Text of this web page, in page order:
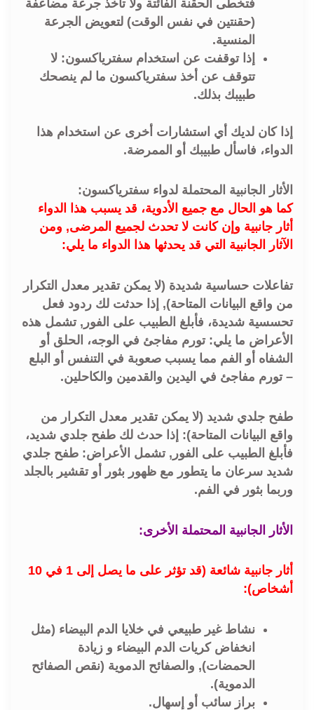
فتخطى الحقنة الفائتة ولا تأخذ جرعة مضاعفة
(حقنتين في نفس الوقت) لتعويض الجرعة
المنسية.
إذا توقفت عن استخدام سفترياكسون: لا
تتوقف عن أخذ سفترياكسون ما لم ينصحك
طبيبك بذلك.
إذا كان لديك أي استشارات أخرى عن استخدام هذا
الدواء، فاسأل طبيبك أو الممرضة.
الأثار الجانبية المحتملة لدواء سفترياكسون:
كما هو الحال مع جميع الأدوية، قد يسبب هذا الدواء
أثار جانبية وإن كانت لا تحدث لجميع المرضى, ومن
الآثار الجانبية التي قد يحدثها هذا الدواء ما يلي:
تفاعلات حساسية شديدة (لا يمكن تقدير معدل التكرار
من واقع البيانات المتاحة), إذا حدثت لك ردود فعل
تحسسية شديدة، فأبلغ الطبيب على الفور, تشمل هذه
الأعراض ما يلي: تورم مفاجئ في الوجه، الحلق أو
الشفاه أو الفم مما يسبب صعوبة في التنفس أو البلع
– تورم مفاجئ في اليدين والقدمين والكاحلين.
طفح جلدي شديد (لا يمكن تقدير معدل التكرار من
واقع البيانات المتاحة): إذا حدث لك طفح جلدي شديد،
فأبلغ الطبيب على الفور, تشمل الأعراض: طفح جلدي
شديد سرعان ما يتطور مع ظهور بثور أو تقشير بالجلد
وربما بثور في الفم.
الأثار الجانبية المحتملة الأخرى:
أثار جانبية شائعة (قد تؤثر على ما يصل إلى 1 في 10
أشخاص):
نشاط غير طبيعي في خلايا الدم البيضاء (مثل
انخفاض كريات الدم البيضاء و زيادة
الحمضات), والصفائح الدموية (نقص الصفائح
الدموية).
براز سائب أو إسهال.